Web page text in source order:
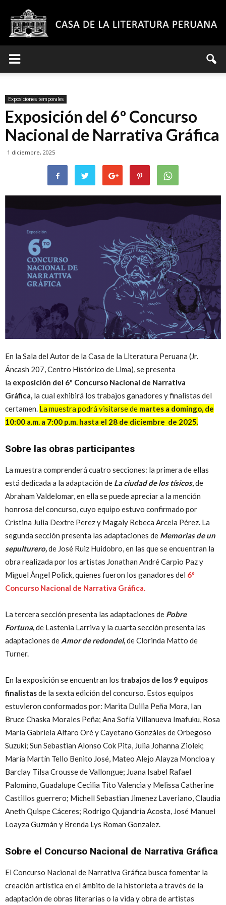
de
Literatura
Peruana
Exposiciones temporales
Exposición del 6º Concurso
Nacional de Narrativa Gráfica
1 diciembre, 2025
En la Sala del Autor de la Casa de la Literatura Peruana (Jr.
Áncash 207, Centro Histórico de Lima), se presenta
la exposición del 6º Concurso Nacional de Narrativa
Gráfica, la cual exhibirá los trabajos ganadores y finalistas del
certamen. La muestra podrá visitarse de martes a domingo, de
10:00 a.m. a 7:00 p.m. hasta el 28 de diciembre de 2025.
Sobre las obras participantes
La muestra comprenderá cuatro secciones: la primera de ellas
está dedicada a la adaptación de La ciudad de los tísicos, de
Abraham Valdelomar, en ella se puede apreciar a la mención
honrosa del concurso, cuyo equipo estuvo confirmado por
Cristina Julia Dextre Perez y Magaly Rebeca Arcela Pérez. La
segunda sección presenta las adaptaciones de Memorias de un
sepulturero, de José Ruiz Huidobro, en las que se encuentran la
obra realizada por los artistas Jonathan André Carpio Paz y
Miguel Ángel Polick, quienes fueron los ganadores del 6º
Concurso Nacional de Narrativa Gráfica.
La tercera sección presenta las adaptaciones de Pobre
Fortuna, de Lastenia Larriva y la cuarta sección presenta las
adaptaciones de Amor de redondel, de Clorinda Matto de
Turner.
En la exposición se encuentran los trabajos de los 9 equipos
finalistasde la sexta edición del concurso. Estos equipos
estuvieron conformados por: Marita Duilia Peña Mora, Ian
Bruce Chaska Morales Peña; Ana Sofía Villanueva Imafuku, Rosa
María Gabriela Alfaro Oré y Cayetano Gonzáles de Orbegoso
Suzuki; Sun Sebastian Alonso Cok Pita, Julia Johanna Ziolek;
María Martín Tello Benito José, Mateo Alejo Alayza Moncloa y
Barclay Tilsa Crousse de Vallongue; Juana Isabel Rafael
Palomino, Guadalupe Cecilia Tito Valencia y Melissa Catherine
Castillos guerrero; Michell Sebastian Jimenez Laveriano, Claudia
Aneth Quispe Cáceres; Rodrigo Qujandria Acosta, José Manuel
Loayza Guzmán y Brenda Lys Roman Gonzalez.
Sobre el Concurso Nacional de Narrativa Gráfica
El Concurso Nacional de Narrativa Gráfica busca fomentar la
creación artística en el ámbito de la historieta a través de la
adaptación de obras literarias o la vida y obra de artistas